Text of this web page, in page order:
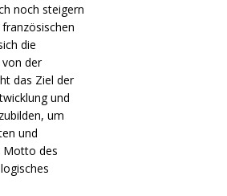
noch steigern
die
der
das Ziel der
und
um
und
Motto des